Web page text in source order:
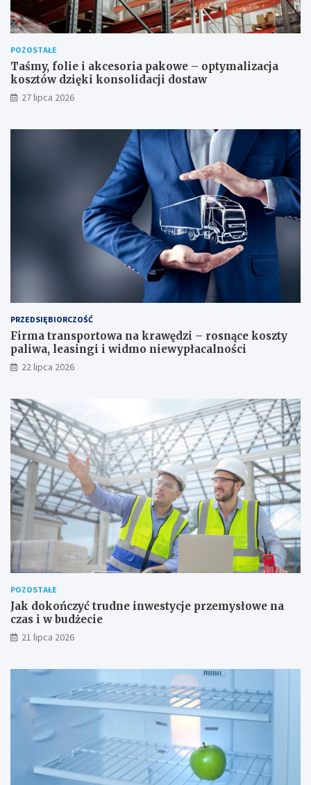
POZOSTAŁE
Taśmy, folie i akcesoria pakowe – optymalizacja
kosztów dzięki konsolidacji dostaw
27 lipca 2026
PRZEDSIĘBIORCZOŚĆ
Firma transportowa na krawędzi – rosnące koszty
paliwa, leasingi i widmo niewypłacalności
22 lipca 2026
POZOSTAŁE
Jak dokończyć trudne inwestycje przemysłowe na
czas i w budżecie
21 lipca 2026